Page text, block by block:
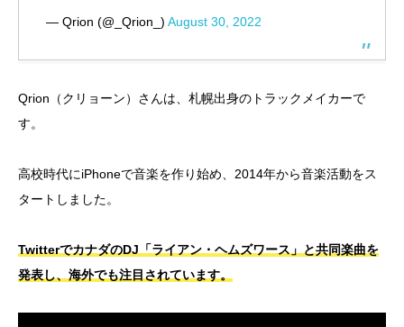
— Qrion (@_Qrion_) August 30, 2022
Qrion（クリョーン）さんは、札幌出身のトラックメイカーで
す。
高校時代にiPhoneで音楽を作り始め、2014年から音楽活動をス
タートしました。
TwitterでカナダのDJ「ライアン・ヘムズワース」と共同楽曲を
発表し、海外でも注目されています。